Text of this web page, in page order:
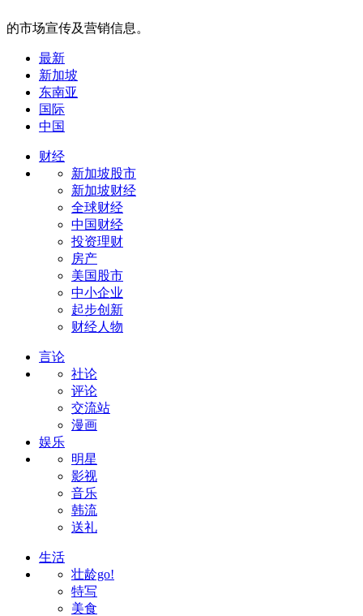
的市场宣传及营销信息。
最新
新加坡
东南亚
国际
中国
财经
新加坡股市
新加坡财经
全球财经
中国财经
投资理财
房产
美国股市
中小企业
起步创新
财经人物
言论
社论
评论
交流站
漫画
娱乐
明星
影视
音乐
韩流
送礼
生活
壮龄go!
特写
美食